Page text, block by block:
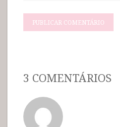
3 COMENTÁRIOS